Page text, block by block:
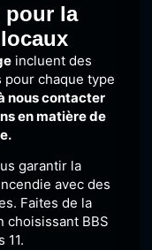
pour la
incluent des
chaque type
nous contacter
en matière de
garantir la
avec des
Faites de la
choisissant BBS
11.